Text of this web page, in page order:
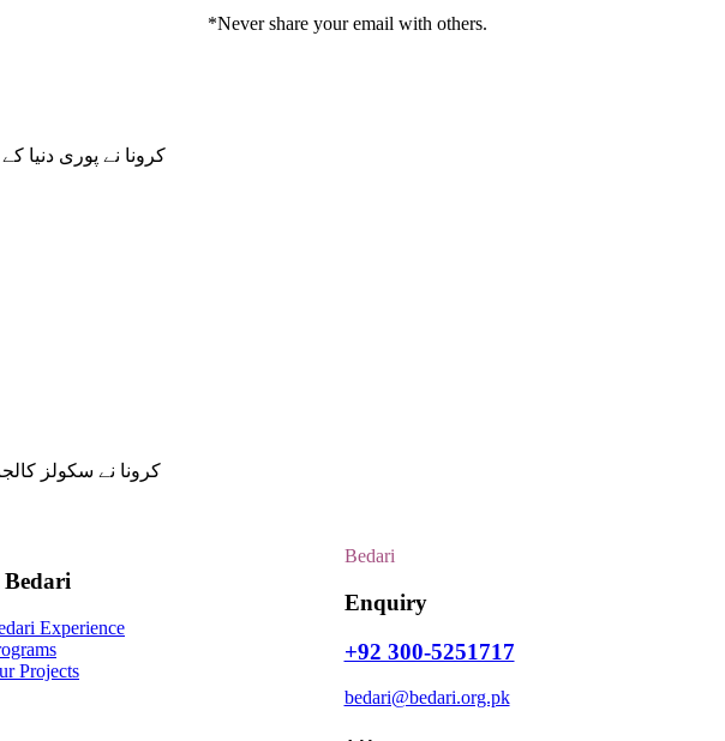
کرونا نے پوری دنیا
کرونا نے سکولز
*Never share your email with others.
Experience
Projects
Bedari
Enquiry
+92 300-5251717
bedari@bedari.org.pk